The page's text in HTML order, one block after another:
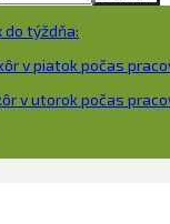
do týždňa:
v piatok počas
v utorok počas